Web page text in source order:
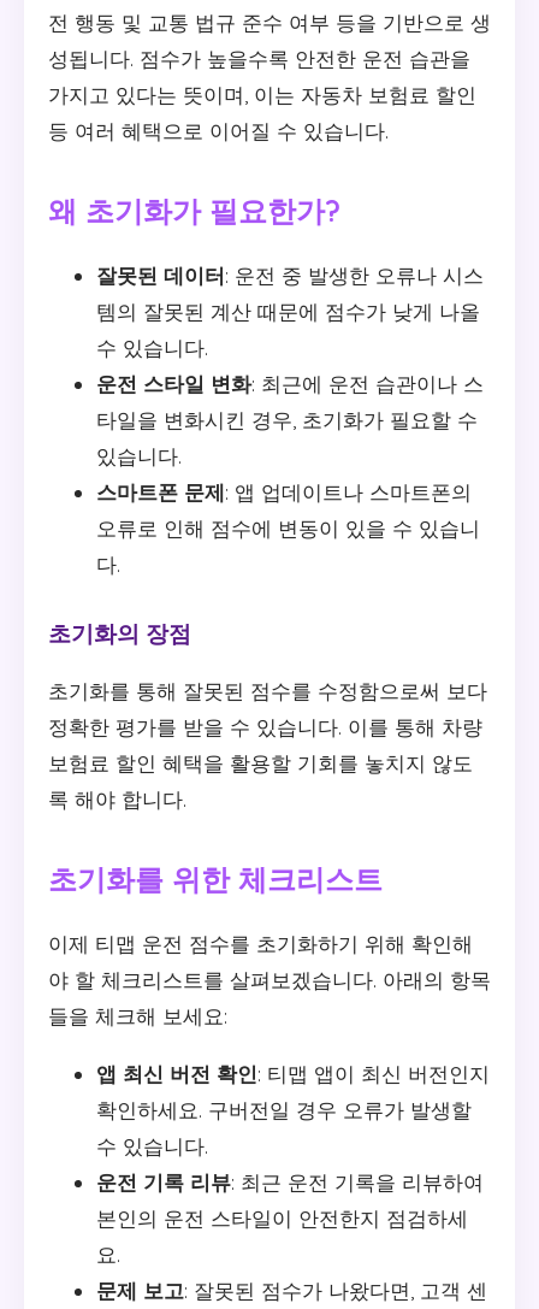
전 행동 및 교통 법규 준수 여부 등을 기반으로 생
성됩니다. 점수가 높을수록 안전한 운전 습관을
가지고 있다는 뜻이며, 이는 자동차 보험료 할인
등 여러 혜택으로 이어질 수 있습니다.
왜 초기화가 필요한가?
잘못된 데이터: 운전 중 발생한 오류나 시스
템의 잘못된 계산 때문에 점수가 낮게 나올
수 있습니다.
운전 스타일 변화: 최근에 운전 습관이나 스
타일을 변화시킨 경우, 초기화가 필요할 수
있습니다.
스마트폰 문제: 앱 업데이트나 스마트폰의
오류로 인해 점수에 변동이 있을 수 있습니
다.
초기화의 장점
초기화를 통해 잘못된 점수를 수정함으로써 보다
정확한 평가를 받을 수 있습니다. 이를 통해 차량
보험료 할인 혜택을 활용할 기회를 놓치지 않도
록 해야 합니다.
초기화를 위한 체크리스트
이제 티맵 운전 점수를 초기화하기 위해 확인해
야 할 체크리스트를 살펴보겠습니다. 아래의 항목
들을 체크해 보세요:
앱 최신 버전 확인: 티맵 앱이 최신 버전인지
확인하세요. 구버전일 경우 오류가 발생할
수 있습니다.
운전 기록 리뷰: 최근 운전 기록을 리뷰하여
본인의 운전 스타일이 안전한지 점검하세
요.
문제 보고: 잘못된 점수가 나왔다면, 고객 센